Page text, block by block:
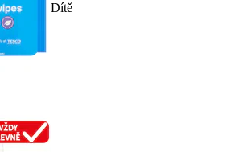
Dítě